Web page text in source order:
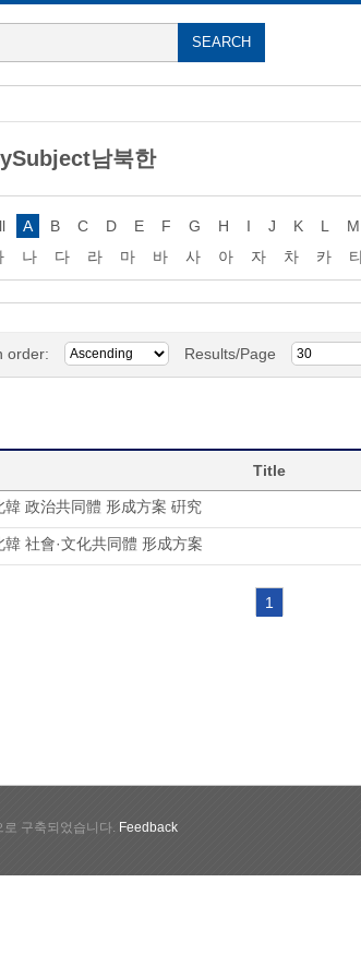
남북한
A B C D E F G H I J K L M
나 다 라 마 바 사 아 자 차 카
order: Results/Page
Title
韓 政治共同體 形成方案 硏究
韓 社會·文化共同體 形成方案
1
구축되었습니다. Feedback